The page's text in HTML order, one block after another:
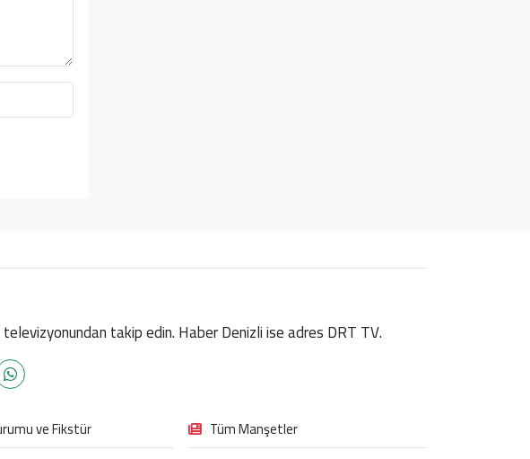
takip edin. Haber Denizli ise adres DRT TV.
ve Fikstür Tüm Manşetler